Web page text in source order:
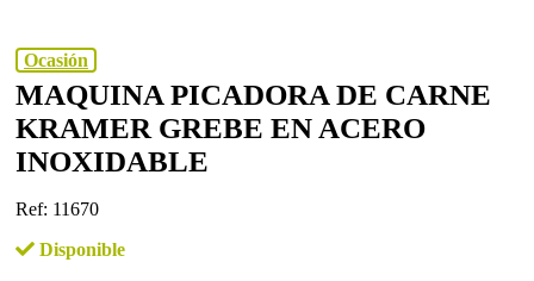
Ocasión
MAQUINA PICADORA DE CARNE
KRAMER GREBE EN ACERO
INOXIDABLE
Ref: 11670
Disponible